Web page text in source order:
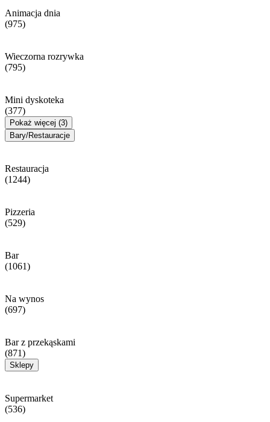
Animacja dnia
(975)
Wieczorna rozrywka
(795)
Mini dyskoteka
(377)
Pokaż więcej (3)
Bary/Restauracje
Restauracja
(1244)
Pizzeria
(529)
Bar
(1061)
Na wynos
(697)
Bar z przekąskami
(871)
Sklepy
Supermarket
(536)